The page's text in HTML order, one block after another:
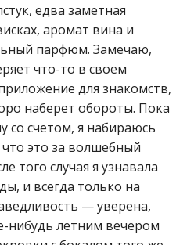
едва заметная
аромат вина и
парфюм. Замечаю,
что-то в своем
для знакомств,
наберет обороты. Пока
со счетом, я набираюсь
это за волшебный
того случая я узнавала
и всегда только на
— уверена,
нибудь летним вечером